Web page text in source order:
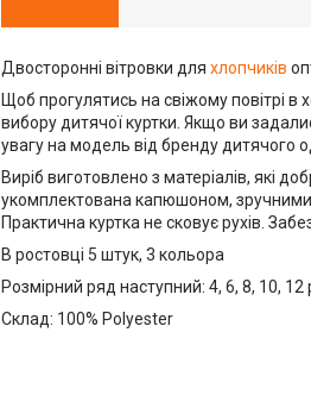
Двосторонні вітровки для хлопчиків
Щоб прогулятись на свіжому повітрі в
вибору дитячої куртки. Якщо ви
увагу на модель від бренду дитячого
Виріб виготовлено з матеріалів, які
укомплектована капюшоном, зручними
Практична куртка не сковує рухів.
В ростовці 5 штук, 3 кольора
Розмірний ряд наступний: 4, 6, 8, 10, 12
Склад: 100% Polyester